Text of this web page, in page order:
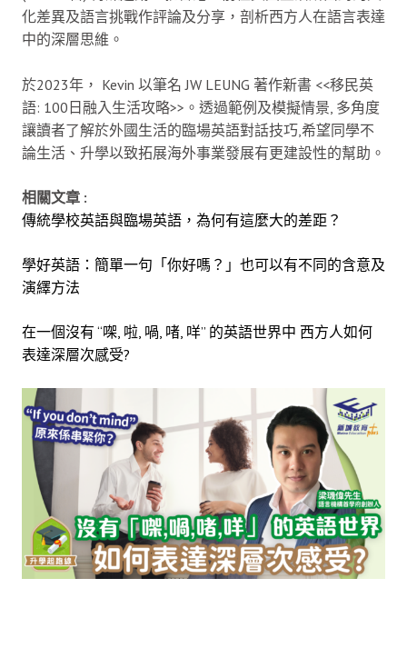
化差異及語言挑戰作評論及分享，剖析西方人在語言表達
中的深層思維。
於2023年， Kevin 以筆名 JW LEUNG 著作新書 <<移民英
語: 100日融入生活攻略>>。透過範例及模擬情景, 多角度
讓讀者了解於外國生活的臨場英語對話技巧,希望同學不
論生活、升學以致拓展海外事業發展有更建設性的幫助。
相關文章 :
傳統學校英語與臨場英語，為何有這麼大的差距？
學好英語：簡單一句「你好嗎？」也可以有不同的含意及
演繹方法
在一個沒有 “㗎, 啦, 喎, 啫, 咩” 的英語世界中 西方人如何
表達深層次感受?